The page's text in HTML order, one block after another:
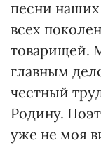
песни
всех
товарищей.
главным
честный
Родину.
уже не моя